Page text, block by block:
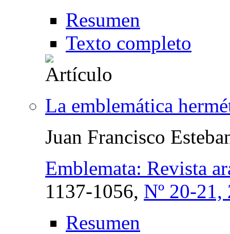
Resumen
Texto completo
La emblemática
Juan Francisco
Emblemata: Revista
1137-1056, Nº 20-
Resumen